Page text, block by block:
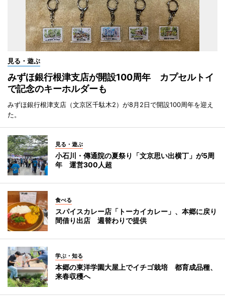
見る・遊ぶ
みずほ銀行根津支店が開設100周年 カプセルトイ
で記念のキーホルダーも
みずほ銀行根津支店（文京区千駄木2）が8月2日で開設100周年を迎え
た。
見る・遊ぶ
小石川・傳通院の夏祭り「文京思い出横丁」が5周
年 運営300人超
食べる
スパイスカレー店「トーカイカレー」、本郷に戻り
間借り出店 週替わりで提供
学ぶ・知る
本郷の東洋学園大屋上でイチゴ栽培 都育成品種、
来春収穫へ